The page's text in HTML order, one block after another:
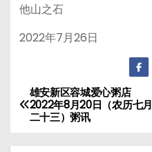
他山之石
2022年7月26日
文
章
雄安新区容城爱心粥店
2022年8月20日（农历七月
二十三）粥讯